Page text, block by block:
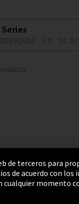
Cookie Settings
de terceros para
de acuerdo con los
cualquier momento